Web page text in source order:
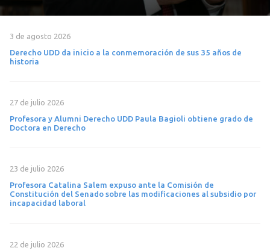
3 de agosto 2026
Derecho UDD da inicio a la conmemoración de sus 35 años de
historia
27 de julio 2026
Profesora y Alumni Derecho UDD Paula Bagioli obtiene grado de
Doctora en Derecho
23 de julio 2026
Profesora Catalina Salem expuso ante la Comisión de
Constitución del Senado sobre las modificaciones al subsidio por
incapacidad laboral
22 de julio 2026